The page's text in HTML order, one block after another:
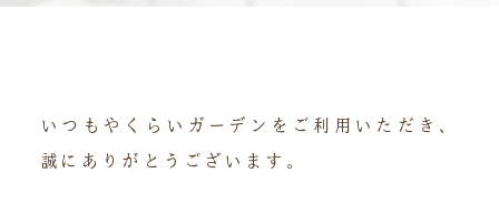
いつもやくらいガーデンをご利用いただき、
誠にありがとうございます。